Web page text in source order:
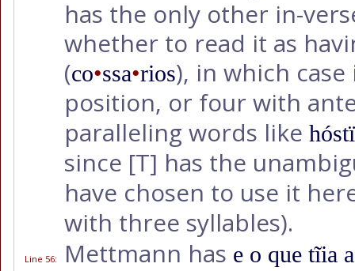
has the only other in-
whether to read it as
(co•ssa•rios), in which
position, or four with
paralleling words like
since [T] has the
have chosen to use it
with three syllables).
Line 56: Mettmann has e o que tĩia